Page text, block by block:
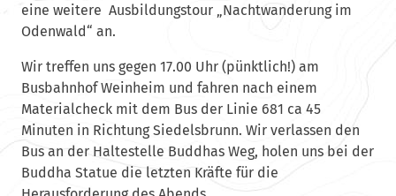
eine weitere Ausbildungstour „Nachtwanderung im
Odenwald“ an.
Wir treffen uns gegen 17.00 Uhr (pünktlich!) am
Busbahnhof Weinheim und fahren nach einem
Materialcheck mit dem Bus der Linie 681 ca 45
Minuten in Richtung Siedelsbrunn. Wir verlassen den
Bus an der Haltestelle Buddhas Weg, holen uns bei der
Buddha Statue die letzten Kräfte für die